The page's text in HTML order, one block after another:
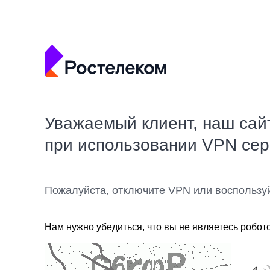
Уважаемый клиент, наш
при использовании VPN
Пожалуйста, отключите VPN или
Нам нужно убедиться, что вы не являетесь